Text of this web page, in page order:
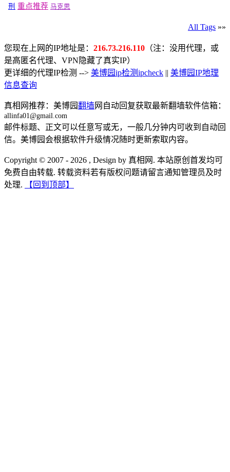
刑 重点推荐 马克思
All Tags »»
您现在上网的IP地址是： 216.73.216.110 （注：没用代理，或
是高匿名代理、VPN隐藏了真实IP）
更详细的代理IP检测 --> 美博园ip检测ipcheck || 美博园IP地理
信息查询
真相网推荐：美博园翻墙网自动回复获取最新翻墙软件信箱：
allinfa01@gmail.com
邮件标题、正文可以任意写或无，一般几分钟内可收到自动回
信。美博园会根据软件升级情况随时更新索取内容。
Copyright © 2007 - 2026 , Design by 真相网. 本站原创首发均可
免费自由转载. 转载资料若有版权问题请留言通知管理员及时
处理.
【回到顶部】